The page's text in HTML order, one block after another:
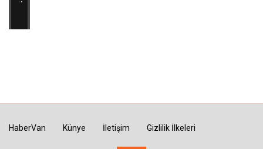
HaberVan Künye İletişim Gizlilik İlkeleri